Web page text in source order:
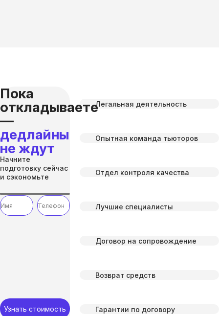
Пока
откладываете
—
дедлайны
не ждут
Начните
подготовку сейчас
и сэкономьте
Узнать стоимость
Легальная деятельность
Опытная команда тьюторов
Отдел контроля качества
Лучшие специалисты
Договор на сопровождение
Возврат средств
Гарантии по договору